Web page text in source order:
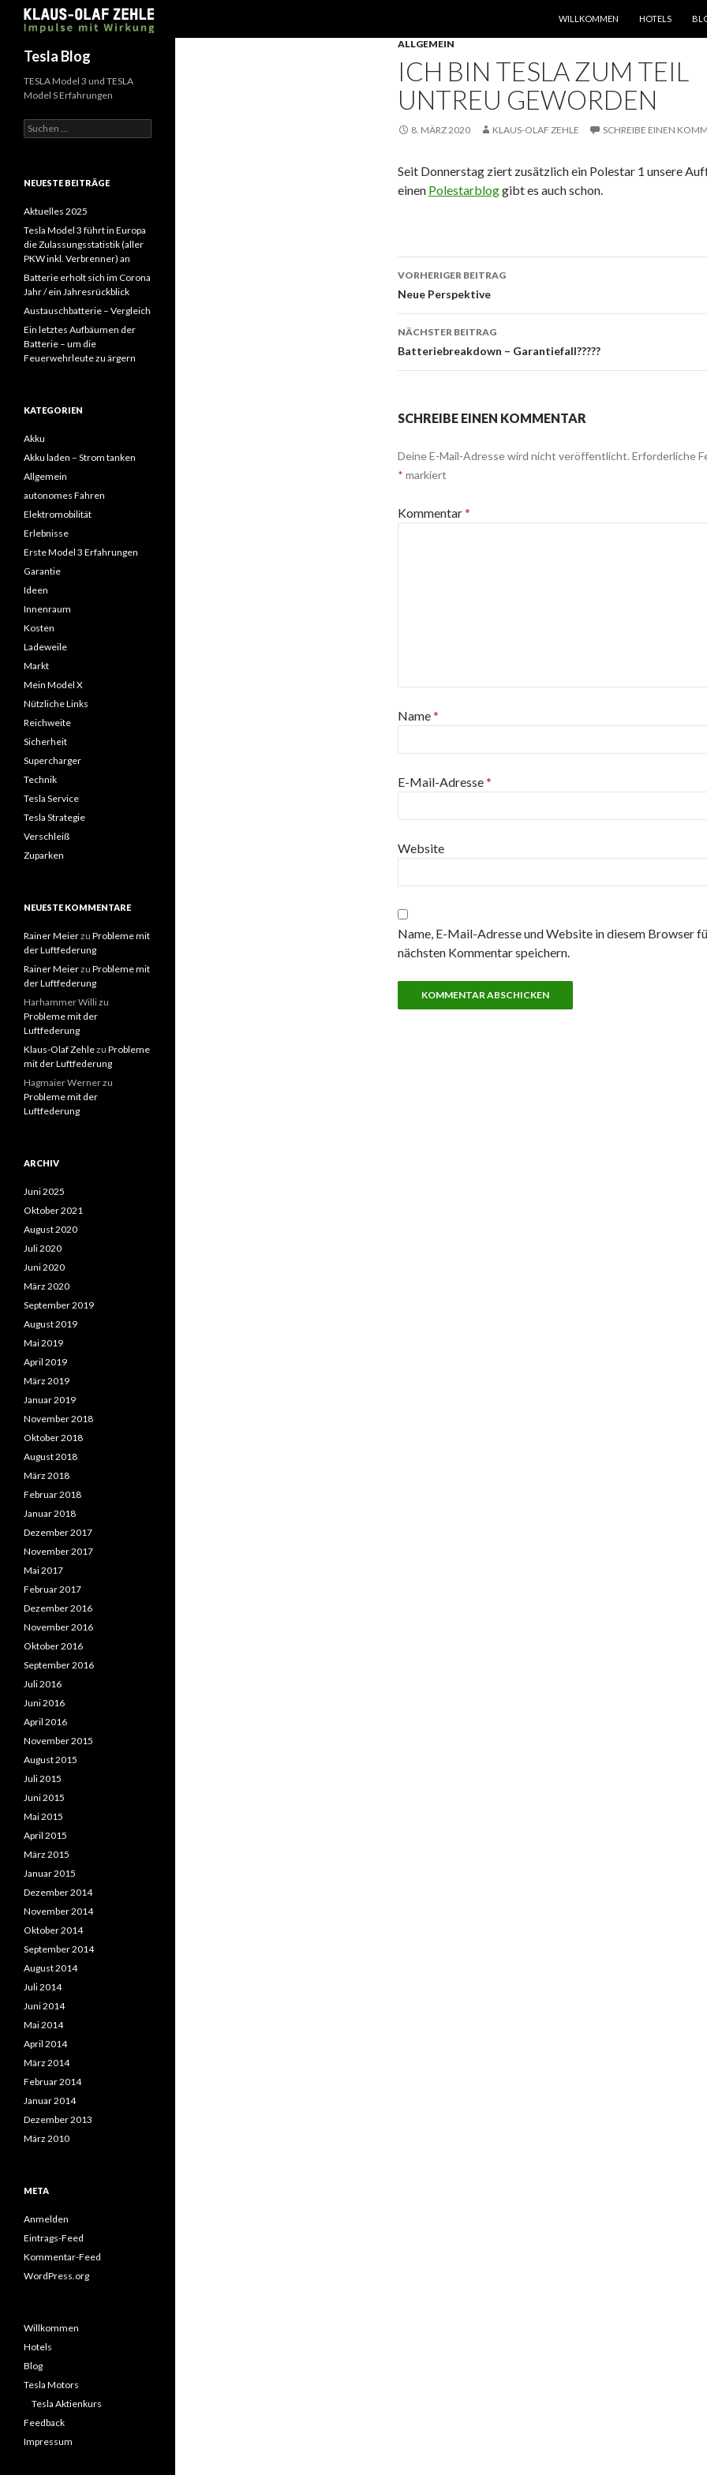
Suchen
WILLKOMMEN
HOTELS
ALLGEMEIN
ICH BIN TESLA ZUM TEIL
UNTREU GEWORDEN
8. MÄRZ 2020 KLAUS-OLAF ZEHLE SCHREIBE EINEN
Seit Donnerstag ziert zusätzlich ein Polestar 1 unsere
einen Polestarbloggibt es auch schon.
Beitrags-
Navigation
VORHERIGER BEITRAG
Neue Perspektive
NÄCHSTER BEITRAG
Batteriebreakdown – Garantiefall?????
SCHREIBE EINEN KOMMENTAR
Deine E-Mail-Adresse wird nicht veröffentlicht. Erforderliche
* markiert
Kommentar*
Name*
E-Mail-Adresse*
Website
Name, E-Mail-Adresse und Website in diesem Browser
nächsten Kommentar speichern.
Tesla Blog
TESLA Model 3 und TESLA
Model S Erfahrungen
Suchen
nach:
NEUESTE BEITRÄGE
Aktuelles 2025
Tesla Model 3 führt in Europa
die Zulassungsstatistik (aller
PKW inkl. Verbrenner) an
Batterie erholt sich im Corona
Jahr / ein Jahresrückblick
Austauschbatterie – Vergleich
Ein letztes Aufbäumen der
Batterie – um die
Feuerwehrleute zu ärgern
KATEGORIEN
Akku
Akku laden – Strom tanken
Allgemein
autonomes Fahren
Elektromobilität
Erlebnisse
Erste Model 3 Erfahrungen
Garantie
Ideen
Innenraum
Kosten
Ladeweile
Markt
Mein Model X
Nützliche Links
Reichweite
Sicherheit
Supercharger
Technik
Tesla Service
Tesla Strategie
Verschleiß
Zuparken
NEUESTE KOMMENTARE
Rainer Meierzu Probleme mit
der Luftfederung
Rainer Meierzu Probleme mit
der Luftfederung
Harhammer Willizu
Probleme mit der
Luftfederung
Klaus-Olaf Zehlezu Probleme
mit der Luftfederung
Hagmaier Wernerzu
Probleme mit der
Luftfederung
ARCHIV
Juni 2025
Oktober 2021
August 2020
Juli 2020
Juni 2020
März 2020
September 2019
August 2019
Mai 2019
April 2019
März 2019
Januar 2019
November 2018
Oktober 2018
August 2018
März 2018
Februar 2018
Januar 2018
Dezember 2017
November 2017
Mai 2017
Februar 2017
Dezember 2016
November 2016
Oktober 2016
September 2016
Juli 2016
Juni 2016
April 2016
November 2015
August 2015
Juli 2015
Juni 2015
Mai 2015
April 2015
März 2015
Januar 2015
Dezember 2014
November 2014
Oktober 2014
September 2014
August 2014
Juli 2014
Juni 2014
Mai 2014
April 2014
März 2014
Februar 2014
Januar 2014
Dezember 2013
März 2010
META
Anmelden
Eintrags-Feed
Kommentar-Feed
WordPress.org
Willkommen
Hotels
Blog
Tesla Motors
Tesla Aktienkurs
Feedback
Impressum